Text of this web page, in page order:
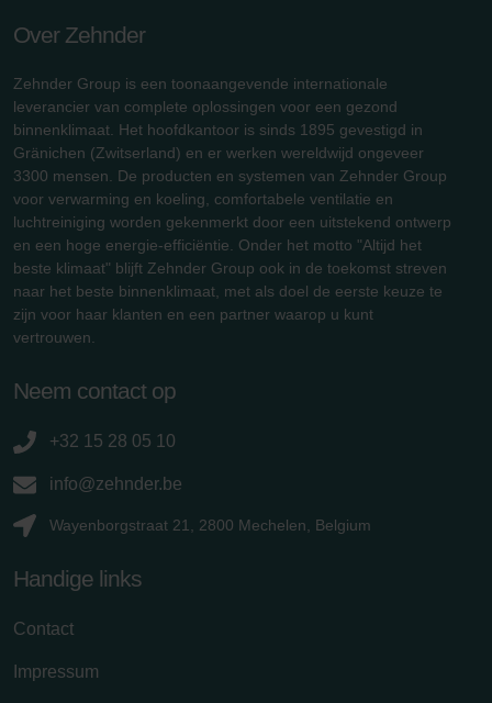
Over Zehnder
Zehnder Group is een toonaangevende internationale
leverancier van complete oplossingen voor een gezond
binnenklimaat. Het hoofdkantoor is sinds 1895 gevestigd in
Gränichen (Zwitserland) en er werken wereldwijd ongeveer
3300 mensen. De producten en systemen van Zehnder Group
voor verwarming en koeling, comfortabele ventilatie en
luchtreiniging worden gekenmerkt door een uitstekend ontwerp
en een hoge energie-efficiëntie. Onder het motto "Altijd het
beste klimaat" blijft Zehnder Group ook in de toekomst streven
naar het beste binnenklimaat, met als doel de eerste keuze te
zijn voor haar klanten en een partner waarop u kunt
vertrouwen.
Neem contact op
+32 15 28 05 10
info@zehnder.be
Wayenborgstraat 21, 2800 Mechelen, Belgium
Handige links
Contact
Impressum